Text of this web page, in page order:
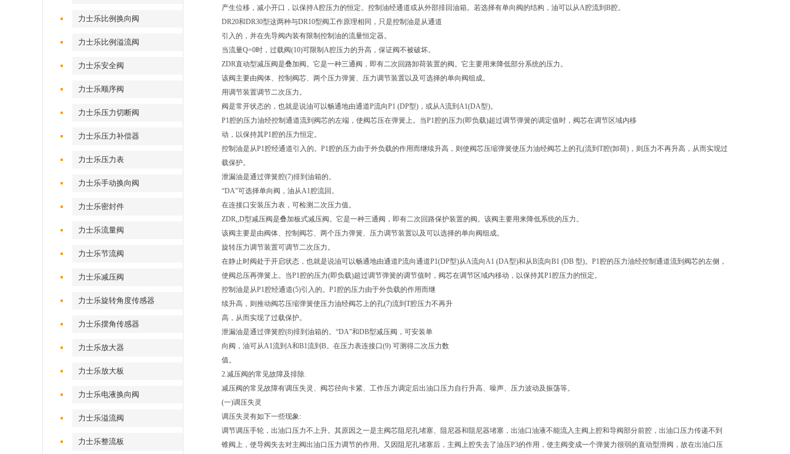
力士乐比例换向阀
力士乐比例溢流阀
力士乐安全阀
力士乐顺序阀
力士乐压力切断阀
力士乐压力补偿器
力士乐压力表
力士乐手动换向阀
力士乐密封件
力士乐流量阀
力士乐节流阀
力士乐减压阀
力士乐旋转角度传感器
力士乐摆角传感器
力士乐放大器
力士乐放大板
力士乐电液换向阀
力士乐溢流阀
力士乐整流板
产生位移，减小开口，以保持A腔压力的恒定。控制油经通道或从外部排回油箱。若选择有单向阀的结构，油可以从A腔流到B腔。
DR20和DR30型这两种与DR10型阀工作原理相同，只是控制油是从通道
引入的，并在先导阀内装有限制控制油的流量恒定器。
当流量Q=0时，过载阀(10)可限制A腔压力的升高，保证阀不被破坏。
ZDR直动型减压阀是叠加阀。它是一种三通阀，即有二次回路卸荷装置的阀。它主要用来降低部分系统的压力。
该阀主要由阀体、控制阀芯、两个压力弹簧、压力调节装置以及可选择的单向阀组成。
用调节装置调节二次压力。
阀是常开状态的，也就是说油可以畅通地由通道P流向P1 (DP型)，或从A流到A1(DA型)。
P1腔的压力油经控制通道流到阀芯的左端，使阀芯压在弹簧上。当P1腔的压力(即负载)超过调节弹簧的调定值时，阀芯在调节区域内移
动，以保持其P1腔的压力恒定。
控制油是从P1腔经通道引入的。P1腔的压力由于外负载的作用而继续升高，则使阀芯压缩弹簧使压力油经阀芯上的孔(流到T腔(卸荷)，则压力不再升高，从而实现过
载保护。
泄漏油是通过弹簧腔(7)排到油箱的。
“DA"可选择单向阀，油从A1腔流回。
在连接口安装压力表，可检测二次压力值。
ZDR,,D型减压阀是叠加板式减压阀。它是一种三通阀，即有二次回路保护装置的阀。该阀主要用来降低系统的压力。
该阀主要是由阀体、控制阀芯、两个压力弹簧、压力调节装置以及可以选择的单向阀组成。
旋转压力调节装置可调节二次压力。
在静止时阀处于开启状态，也就是说油可以畅通地由通道P流向通道P1(DP型)从A流向A1 (DA型)和从B流向B1 (DB 型)。P1腔的压力油经控制通道流到阀芯的左侧，
使阀总压再弹簧上。当P1腔的压力(即负载)超过调节弹簧的调节值时，阀芯在调节区域内移动，以保持其P1腔压力的恒定。
控制油是从P1腔经通道(5)引入的。P1腔的压力由于外负载的作用而继
续升高，则推动阀芯压缩弹簧使压力油经阀芯上的孔(7)流到T腔压力不再升
高，从而实现了过载保护。
泄漏油是通过弹簧腔(8)排到油箱的。“DA"和DB型减压阀，可安装单
向阀，油可从A1流到A和B1流到B。在压力表连接口(9) 可测得二次压力数
值。
2.减压阀的常见故障及排除.
减压阀的常见故障有调压失灵、阀芯径向卡紧、工作压力调定后出油口压力自行升高、噪声、压力波动及振荡等。
(一)调压失灵
调压失灵有如下一些现象:
调节调压手轮，出油口压力不上升。其原因之一是主阀芯阻尼孔堵塞、阻尼器和阻尼器堵塞，出油口油液不能流入主阀上腔和导阀部分前腔，出油口压力传递不到
锥阀上，使导阀失去对主阀出油口压力调节的作用。又因阻尼孔堵塞后，主阀上腔失去了油压P3的作用，使主阀变成一个弹簧力很弱的直动型滑阀，故在出油口压